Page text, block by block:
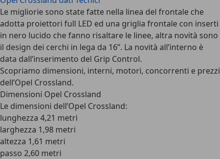
Le migliorie sono state fatte nella linea del frontale che
adotta proiettori full LED ed una griglia frontale con inserti
in nero lucido che fanno risaltare le linee, altra novità sono
il design dei cerchi in lega da 16”. La novità all’interno è
data dall’inserimento del Grip Control.
Scopriamo dimensioni, interni, motori, concorrenti e prezzi
dell’Opel Crossland.
Dimensioni Opel Crossland
Le dimensioni dell’Opel Crossland:
lunghezza 4,21 metri
larghezza 1,98 metri
altezza 1,61 metri
passo 2,60 metri